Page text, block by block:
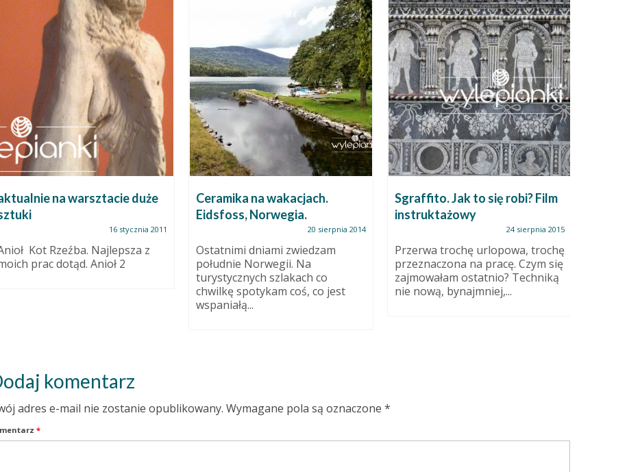
na warsztacie duże
16 stycznia 2011
Kot Rzeźba. Najlepsza z
prac dotąd. Anioł 2
Ceramika na wakacjach.
Eidsfoss, Norwegia.
20 sierpnia 2014
Ostatnimi dniami zwiedzam
południe Norwegii. Na
turystycznych szlakach co
chwilkę spotykam coś, co jest
wspaniałą...
Sgraffito. Jak to się robi? Film
instruktażowy
24 sierpnia 2015
Przerwa trochę urlopowa, trochę
przeznaczona na pracę. Czym się
zajmowałam ostatnio? Techniką
nie nową, bynajmniej,...
komentarz
adres e-mail nie zostanie opublikowany. Wymagane pola są oznaczone *
*